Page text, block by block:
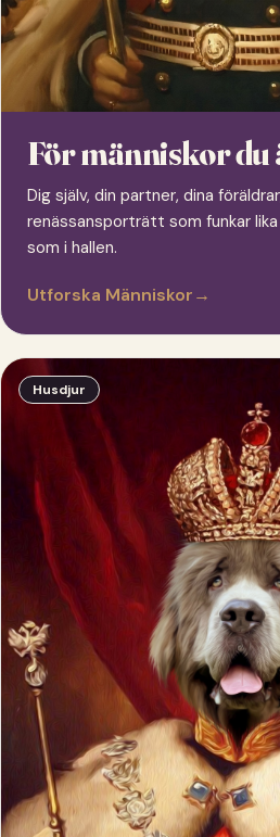
För människor
Dig själv, din partner, dina
renässansporträtt som funkar
som i hallen.
Utforska Människor→
Husdjur